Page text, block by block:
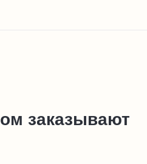
заказывают